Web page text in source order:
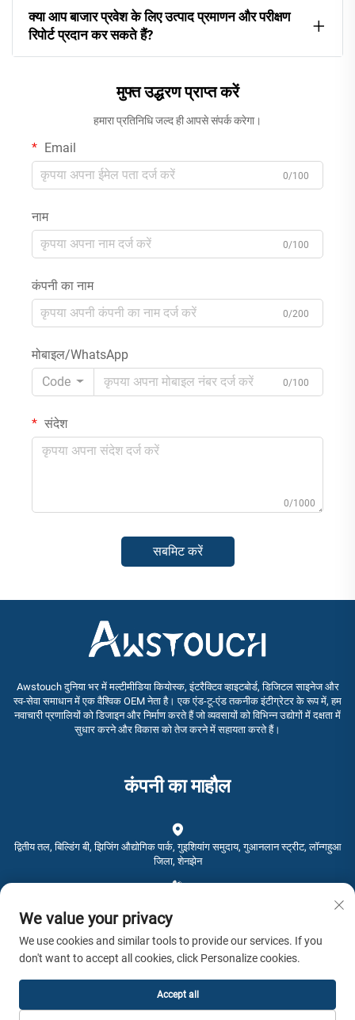
क्या आप बाजार प्रवेश के लिए उत्पाद प्रमाणन और परीक्षण
रिपोर्ट प्रदान कर सकते हैं?
मुफ्त उद्धरण प्राप्त करें
हमारा प्रतिनिधि जल्द ही आपसे संपर्क करेगा।
Email
0/100
नाम
0/100
कंपनी का नाम
0/200
मोबाइल/WhatsApp
Code
0/100
संदेश
0/1000
सबमिट करें
Awstouch दुनिया भर में मल्टीमीडिया कियोस्क, इंटरैक्टिव व्हाइटबोर्ड, डिजिटल साइनेज और
स्व-सेवा समाधान में एक वैश्विक OEM नेता है। एक एंड-टू-एंड तकनीक इंटीग्रेटर के रूप में, हम
नवाचारी प्रणालियों को डिजाइन और निर्माण करते हैं जो व्यवसायों को विभिन्न उद्योगों में दक्षता में
सुधार करने और विकास को तेज करने में सहायता करते हैं।
कंपनी का माहौल
द्वितीय तल, बिल्डिंग बी, झिजिंग औद्योगिक पार्क, गुइशियांग समुदाय, गुआनलान स्ट्रीट, लॉन्गहुआ
जिला, शेनझेन
[email protected]
We value your privacy
We use cookies and similar tools to provide our services. If you
don't want to accept all cookies, click Personalize cookies.
Accept all